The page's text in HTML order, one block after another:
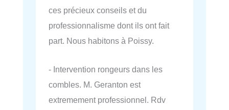
ces précieux conseils et du
professionnalisme dont ils ont fait
part. Nous habitons à Poissy.
- Intervention rongeurs dans les
combles. M. Geranton est
extremement professionnel. Rdv